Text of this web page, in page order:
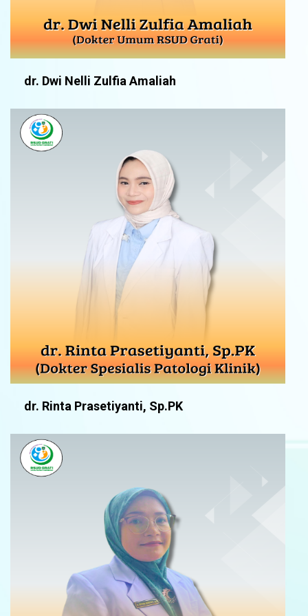
dr. Dwi Nelli Zulfia Amaliah
dr. Rinta Prasetiyanti, Sp.PK